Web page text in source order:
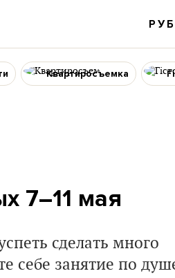
Квартиросъемка
7–11 мая
сделать много
себе занятие по